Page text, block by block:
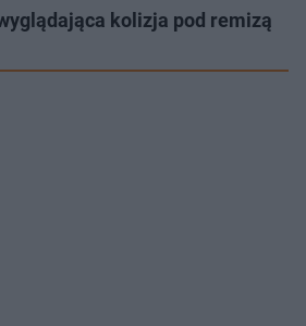
kolizja pod remizą